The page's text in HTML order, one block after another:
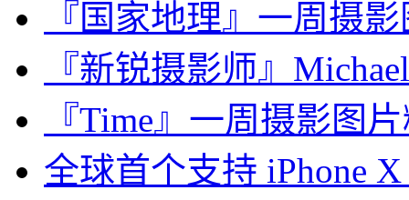
『国家地理』一周摄
『新锐摄影师』
『Time』一周摄影图
全球首个支持 iPhone